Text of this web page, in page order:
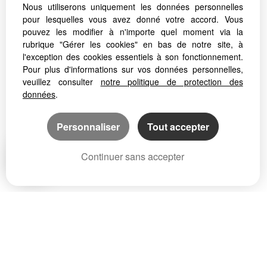
Mentions Légales
Politique de protection des données
Accès Propriétaire
PARTAGER :
Nous utiliserons uniquement les données personnelles
pour lesquelles vous avez donné votre accord. Vous
pouvez les modifier à n'importe quel moment via la
rubrique "Gérer les cookies" en bas de notre site, à
l'exception des cookies essentiels à son fonctionnement.
Pour plus d'informations sur vos données personnelles,
veuillez consulter notre politique de protection des
données.
Personnaliser Tout accepter
Continuer sans accepter